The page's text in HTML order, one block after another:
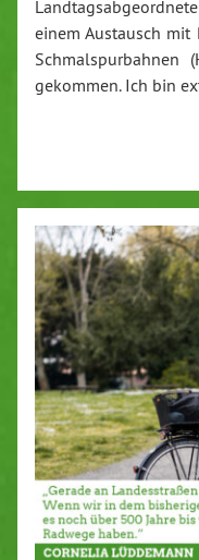
einem Austausch mit
Schmalspurbahnen
gekommen. Ich bin